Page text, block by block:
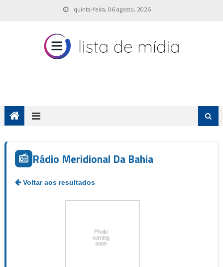
quinta-feira, 06 agosto, 2026
Rádio Meridional Da Bahia